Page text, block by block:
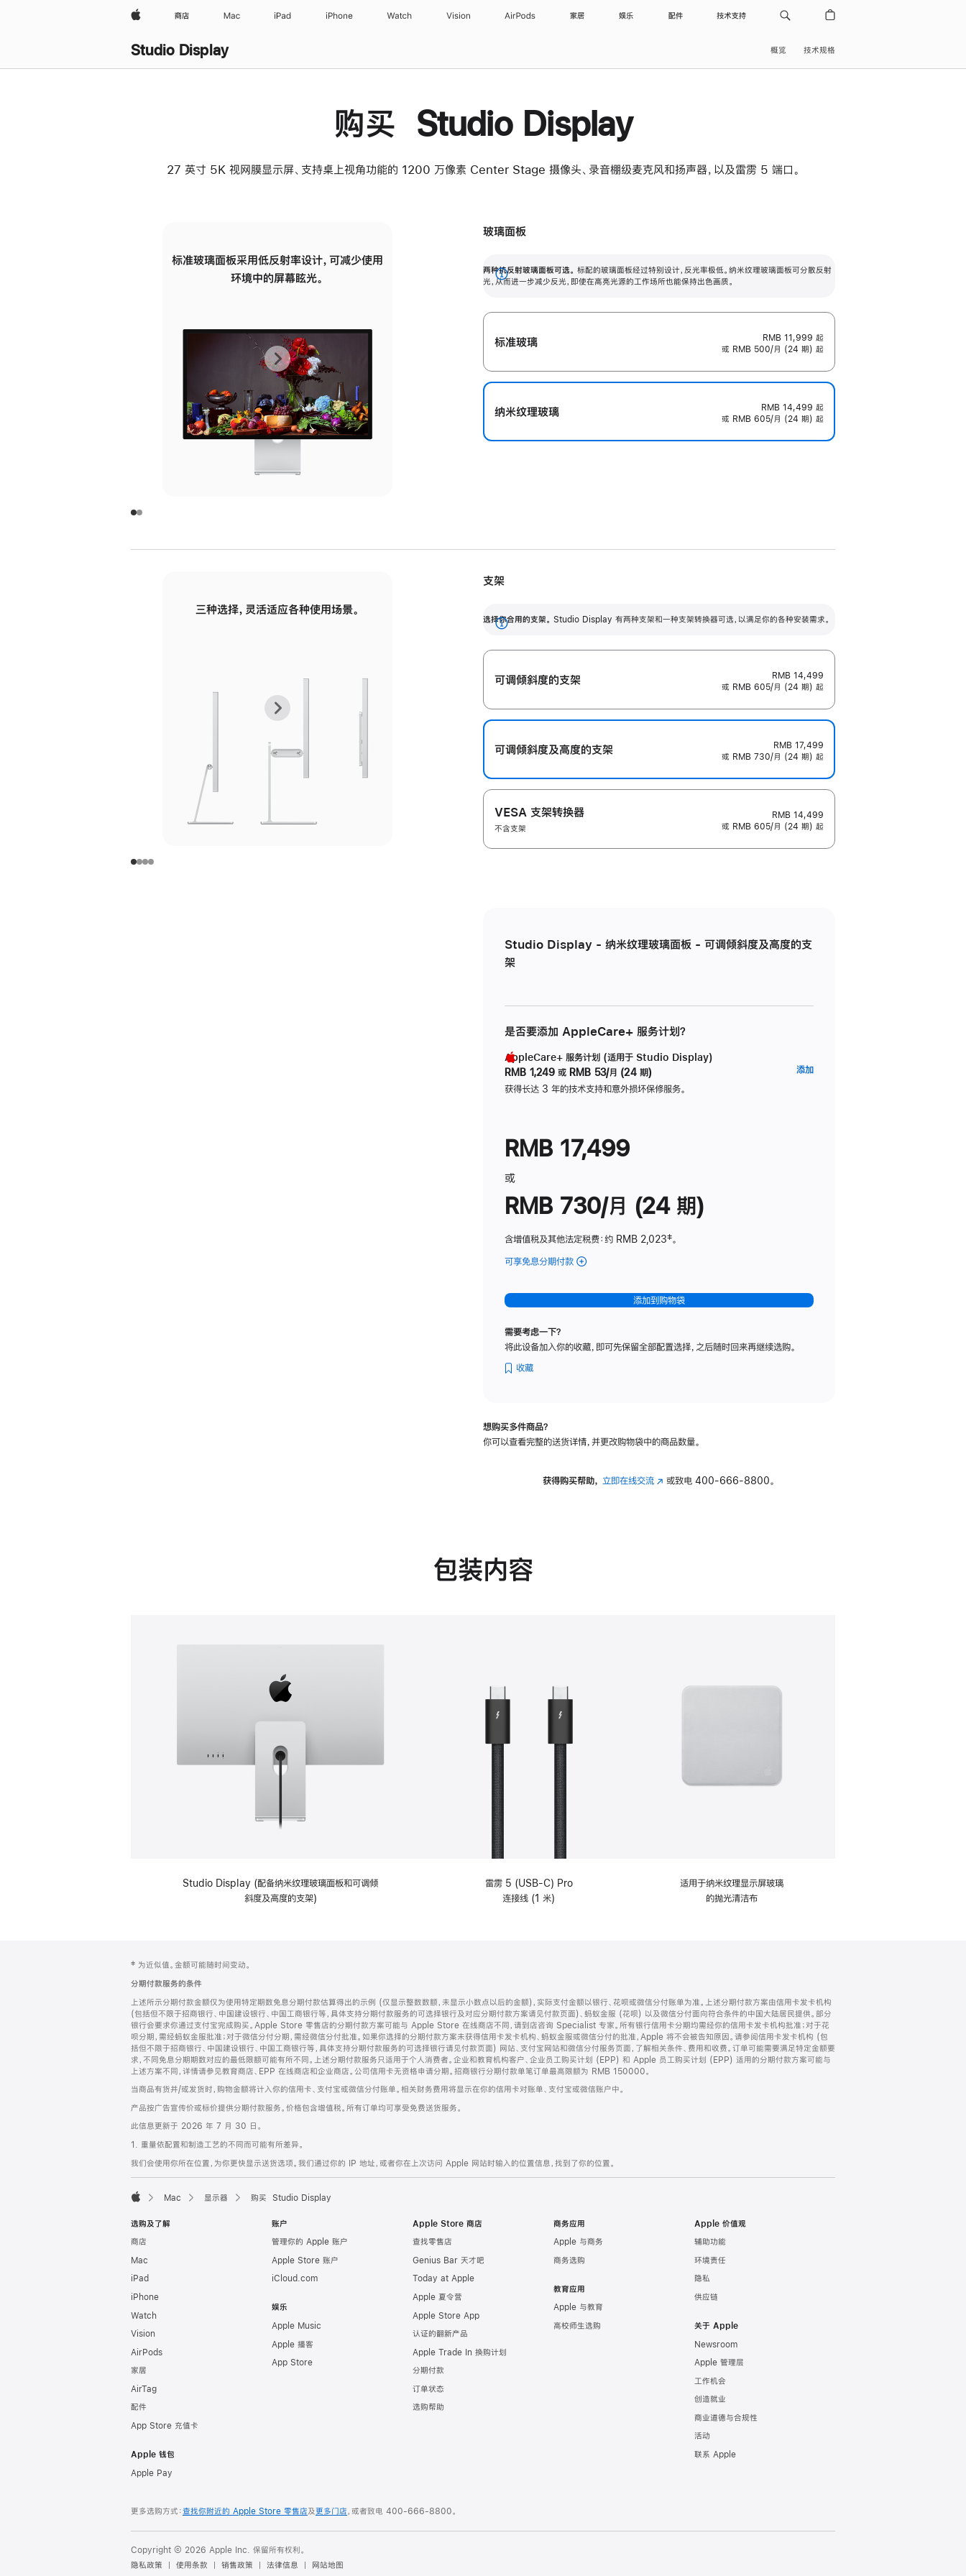
Apple 商店 Mac iPad iPhone Watch Vision AirPods 家居 娱乐 配件 技术支持
Studio Display 概览 技术规格
购买 Studio Display
27 英寸 5K 视网膜显示屏、支持桌上视角功能的 1200 万像素 Center Stage 摄像头、录音棚级麦克风和扬声器，以及雷雳 5 端口。
标准玻璃面板采用低反射率设计，可减少使用
环境中的屏幕眩光。
有高亮光源的场所使用，也能保持出色画质。
上
一
张
图
面
下
一
张
图
面
玻璃面板
两种抗反射玻璃面板可选。 标配的玻璃面板经过特别设计，反光率极低。纳米纹理玻璃面板可分散反射
光，从而进一步减少反光，即使在高亮光源的工作场所也能保持出色画质。
展
标准玻璃 RMB 11,999 起
或 RMB 500/月 (24 期) 起
纳米纹理玻璃 RMB 14,499 起
或 RMB 605/月 (24 期) 起
三种选择，灵活适应各种使用场景。
调节范围。
毫米的高度调节范围。
上
张
下
张
支架
选择你合用的支架。 Studio Display 有两种支架和一种支架转换器可选，以满足你的各种安装需求。
展
开
可调倾斜度的支架
RMB 14,499
或 RMB 605/月 (24 期) 起
可调倾斜度及高‍度的支‍架
RMB 17,499
或 RMB 730/月 (24 期) 起
VESA 支架转换器
不含支架
RMB 14,499
或 RMB 605/月 (24 期) 起
Studio Display - 纳米纹理玻璃面板 - 可调倾斜度及高度的支
架
是否要添加 AppleCare+ 服务计划？
AppleCare+ 服务计划 (适用于 Studio Display)
RMB 1,249 或 RMB 53/月 (24 期)
获得长达 3 年的技术支持和意外损坏保修服务。
添加
RMB 17,499
或
RMB 730/月 (24 期)
含增值税及其他法定税费：约 RMB 2,023脚
‡。
可享免息分期付款 (Studio
-
纳
理
可
斜
添加到购物袋
需要考虑一下？
将此设备加入你的收藏，即可先保留全部配置选择，之后随时回来再继续选购。
收藏
想购买多件商品？
你可以查看完整的送货详情，并更改购物袋中的商品数量。
获得购买帮助， 立即在线交流(在 或致电400-666-8800。
包装内容
Studio Display (配备纳米纹理玻璃面板和可调倾
斜度及高度的支架)
雷雳 5 (USB-C) Pro
连接线 (1 米)
适用于纳米纹理显示屏玻璃
的抛光清洁布
页
脚
注
‡ 为近似值。金额可能随时间变动。
分期付款服务的条件
上述所示分期付款金额仅为使用特定期数免息分期付款估算得出的示例 (仅显示整数数额，未显示小数点以后的金额)，实际支付金额以银行、花呗或微信分付账单为准。上述分期付款方案由信用卡发卡机构
(包括但不限于招商银行、中国建设银行、中国工商银行等，具体支持分期付款服务的可选择银行及对应分期付款方案请见付款页面)、蚂蚁金服 (花呗) 以及微信分付面向符合条件的中国大陆居民提供。部分
银行会要求你通过支付宝完成购买。Apple Store 零售店的分期付款方案可能与 Apple Store 在线商店不同，请到店咨询 Specialist 专家。所有银行信用卡分期均需经你的信用卡发卡机构批准；对于花
呗分期，需经蚂蚁金服批准；对于微信分付分期，需经微信分付批准。如果你选择的分期付款方案未获得信用卡发卡机构、蚂蚁金服或微信分付的批准，Apple 将不会被告知原因。请参阅信用卡发卡机构 (包
括但不限于招商银行、中国建设银行、中国工商银行等，具体支持分期付款服务的可选择银行请见付款页面) 网站、支付宝网站和微信分付服务页面，了解相关条件、费用和收费。订单可能需要满足特定金额要
求，不同免息分期期数对应的最低限额可能有所不同。上述分期付款服务只适用于个人消费者。企业和教育机构客户、企业员工购买计划 (EPP) 和 Apple 员工购买计划 (EPP) 适用的分期付款方案可能与
上述方案不同，详情请参见教育商店、EPP 在线商店和企业商店。公司信用卡无资格申请分期。招商银行分期付款单笔订单最高限额为 RMB 150000。
当商品有货并/或发货时，购物金额将计入你的信用卡、支付宝或微信分付账单。相关财务费用将显示在你的信用卡对账单、支付宝或微信账户中。
产品按广告宣传价或标价提供分期付款服务。价格包含增值税。所有订单均可享受免费送货服务。
此信息更新于 2026 年 7 月 30 日。
1. 重量依配置和制造工艺的不同而可能有所差异。
我们会使用你所在位置，为你更快显示送货选项。我们通过你的 IP 地址，或者你在上次访问 Apple 网站时输入的位置信息，找到了你的位置。
Mac 显示器 购买 Studio Display
选购及了解
商店
Mac
iPad
iPhone
Watch
Vision
AirPods
家居
AirTag
配件
App Store 充值卡
Apple 钱包
Apple Pay
账户
管理你的 Apple 账户
Apple Store 账户
iCloud.com
娱乐
Apple Music
Apple 播客
App Store
Apple Store 商店
查找零售店
Genius Bar 天才吧
Today at Apple
Apple 夏令营
Apple Store App
认证的翻新产品
Apple Trade In 换购计划
分期付款
订单状态
选购帮助
商务应用
Apple 与商务
商务选购
教育应用
Apple 与教育
高校师生选购
Apple 价值观
辅助功能
环境责任
隐私
供应链
关于 Apple
Newsroom
Apple 管理层
工作机会
创造就业
商业道德与合规性
活动
联系 Apple
更多选购方式：查找你附近的 Apple Store 零售店及更多门店，或者致电 400-666-8800。
Copyright © 2026 Apple Inc. 保留所有权利。
隐私政策
使用条款 销售政策 法律信息 网站地图